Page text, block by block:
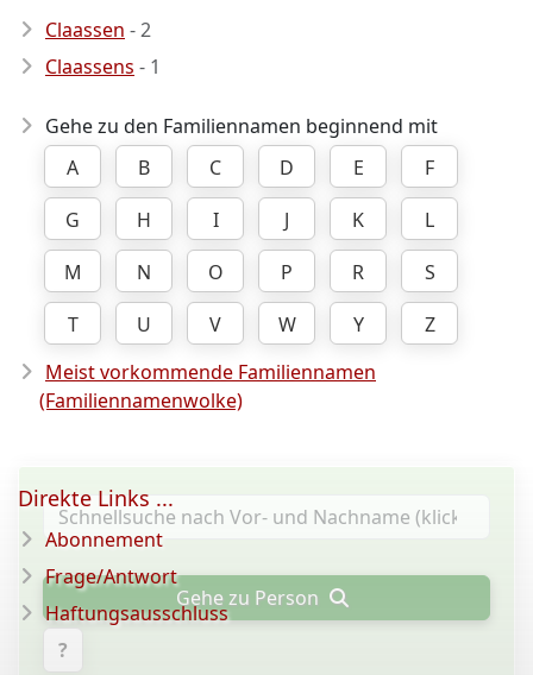
Claassen - 2
Claassens - 1
Gehe zu den Familiennamen beginnend mit
A
B C D E
F
G
H I J K
L
M
N O P R
S
T
U V W Y
Z
Meist vorkommende Familiennamen
(Familiennamenwolke)
Gehe zu Person
?
Direkte Links ...
Abonnement
Frage/Antwort
Haftungsausschluss